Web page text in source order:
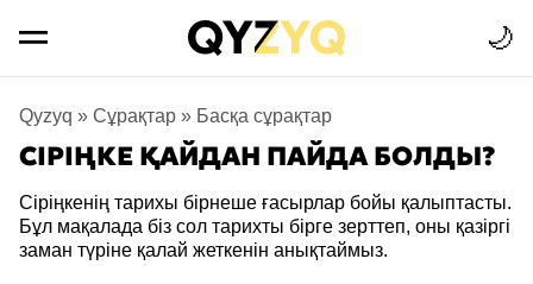
🌙
Qyzyq » Сұрақтар » Басқа сұрақтар
СІРІҢКЕ ҚАЙДАН ПАЙДА БОЛДЫ?
Сіріңкенің тарихы бірнеше ғасырлар бойы қалыптасты.
Бұл мақалада біз сол тарихты бірге зерттеп, оны қазіргі
заман түріне қалай жеткенін анықтаймыз.